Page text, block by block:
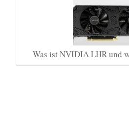
Was ist NVIDIA LHR und